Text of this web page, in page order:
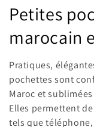
C
o
l
l
e
Petites
marocain
Pratiques,
pochettes sont
Maroc et
Elles permettent
tels que